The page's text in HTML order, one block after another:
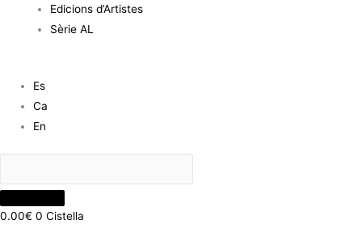
Edicions d’Artistes
Sèrie AL
Es
Ca
En
0.00€ 0 Cistella